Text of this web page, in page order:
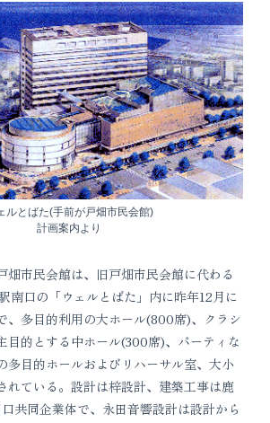
ルとばた(手前が戸畑市民会館)
計画案内より
市民会館は、旧戸畑市民会館に代わる
南口の「ウェルとばた」内に昨年12月に
、多目的利用の大ホール(800席)、クラシ
目的とする中ホール(300席)、パーティな
多目的ホールおよびリハーサル室、大小
れている。設計は梓設計、建築工事は鹿
共同企業体で、永田音響設計は設計から